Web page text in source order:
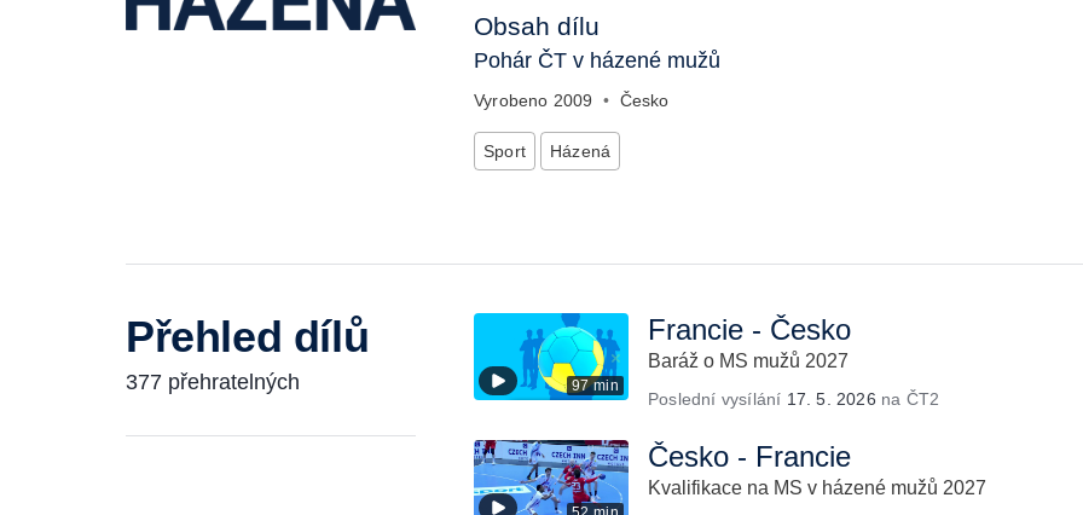
Obsah dílu
Pohár ČT v házené mužů
Vyrobeno 2009 • Česko
Sport Házená
Přehled dílů
377 přehratelných 97 min
Francie - Česko
Baráž o MS mužů 2027
Poslední vysílání 17. 5. 2026 na ČT2
Česko - Francie
Kvalifikace na MS v házené mužů 2027